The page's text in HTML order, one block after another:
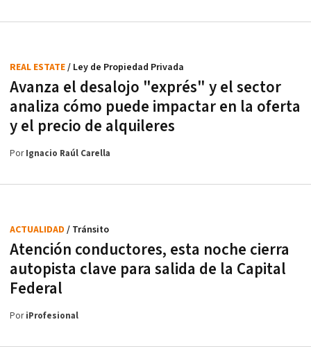
Avanza el desalojo "exprés" y el sector
analiza cómo puede impactar en la oferta
y el precio de alquileres
REAL ESTATE/ Ley de Propiedad Privada
PorIgnacio Raúl Carella
Atención conductores, esta noche cierra
autopista clave para salida de la Capital
Federal
ACTUALIDAD / Tránsito
PoriProfesional